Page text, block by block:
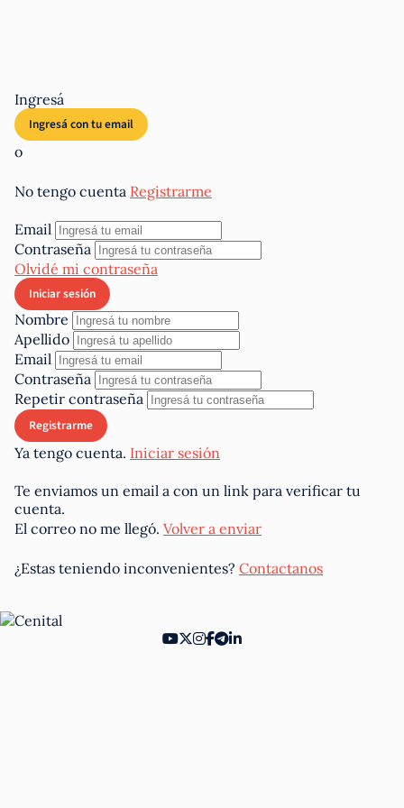
Ingresá
o
No tengo cuenta Registrarme
Email
Contraseña
Olvidé mi contraseña
Nombre
Apellido
Email
Contraseña
Repetir contraseña
Ya tengo cuenta. Iniciar sesión
Te enviamos un email a con un link para verificar tu
cuenta.
El correo no me llegó. Volver a enviar
¿Estas teniendo inconvenientes? Contactanos